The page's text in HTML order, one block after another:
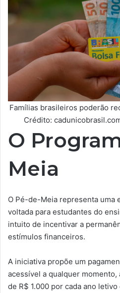
Famílias brasileiros poderão
Crédito:
O
Meia
O Pé-de-Meia representa uma
voltada para estudantes do
intuito de incentivar a
estímulos financeiros.
A iniciativa propõe um
acessível a qualquer
de R$ 1.000 por cada ano